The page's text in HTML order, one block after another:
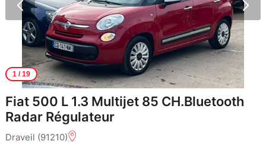
1/ 19
Fiat 500 L 1.3 Multijet 85 CH.Bluetooth
Radar Régulateur
Draveil (91210)